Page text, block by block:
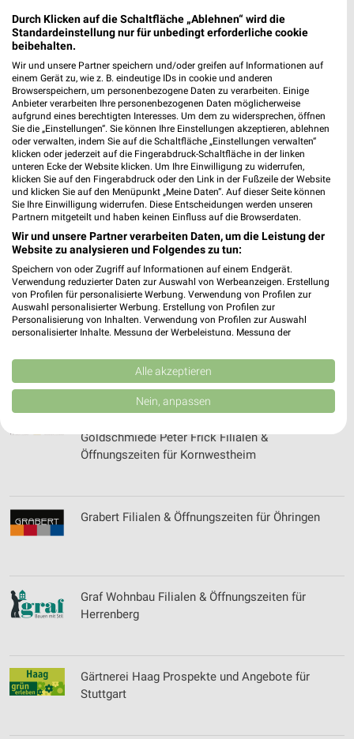
Globetrotter Filialen & Öffnungszeiten für
Globus Baumarkt Prospekte & Angebote für
Kornwestheim
Godl Hörakustik Filialen & Öffnungszeiten für
Stuttgart-Feuerbach
Gold- & Pelzankauf Gerlingen Filialen &
Öffnungszeiten für Gerlingen
Gold- & Pelzankauf Stuttgart Filialen &
Öffnungszeiten für Stuttgart
Goldschmiede Peter Frick Filialen &
Öffnungszeiten für Kornwestheim
Grabert Filialen & Öffnungszeiten für Öhringen
Graf Wohnbau Filialen & Öffnungszeiten für
Herrenberg
Gärtnerei Haag Prospekte und Angebote für
Stuttgart
Durch Klicken auf die Schaltfläche „Ablehnen“ wird die
Standardeinstellung nur für unbedingt erforderliche cookie
beibehalten.
Wir und unsere Partner speichern und/oder greifen auf Informationen auf
einem Gerät zu, wie z. B. eindeutige IDs in cookie und anderen
Browserspeichern, um personenbezogene Daten zu verarbeiten. Einige
Anbieter verarbeiten Ihre personenbezogenen Daten möglicherweise
aufgrund eines berechtigten Interesses. Um dem zu widersprechen, öffnen
Sie die „Einstellungen“. Sie können Ihre Einstellungen akzeptieren, ablehnen
oder verwalten, indem Sie auf die Schaltfläche „Einstellungen verwalten“
klicken oder jederzeit auf die Fingerabdruck-Schaltfläche in der linken
unteren Ecke der Website klicken. Um Ihre Einwilligung zu widerrufen,
klicken Sie auf den Fingerabdruck oder den Link in der Fußzeile der Website
und klicken Sie auf den Menüpunkt „Meine Daten“. Auf dieser Seite können
Sie Ihre Einwilligung widerrufen. Diese Entscheidungen werden unseren
Partnern mitgeteilt und haben keinen Einfluss auf die Browserdaten.
Wir und unsere Partner verarbeiten Daten, um die Leistung der
Website zu analysieren und Folgendes zu tun:
Speichern von oder Zugriff auf Informationen auf einem Endgerät.
Verwendung reduzierter Daten zur Auswahl von Werbeanzeigen. Erstellung
von Profilen für personalisierte Werbung. Verwendung von Profilen zur
Auswahl personalisierter Werbung. Erstellung von Profilen zur
Personalisierung von Inhalten. Verwendung von Profilen zur Auswahl
personalisierter Inhalte. Messung der Werbeleistung. Messung der
Kombinationen von Daten aus verschiedenen Quellen. Entwicklung und
Verbesserung der Angebote. Verwendung reduzierter Daten zur Auswahl
von Inhalten.
Daten können außerhalb der Europäischen Union weitergegeben und in die
Website/App.
Partnerliste anzeigen (1 IAB-Anbieter)
Speichern von oder Zugriff auf Informationen
auf einem Endgerät
Erstellung von Profilen für personalisierte
personalisierter Werbung
Alle akzeptieren
Nein, anpassen